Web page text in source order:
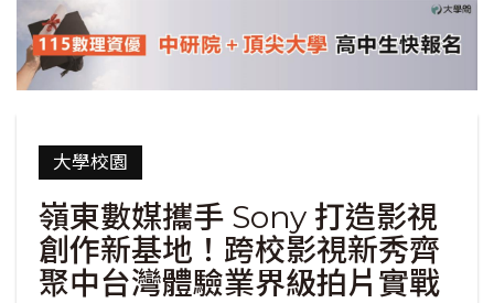
大學校園
嶺東數媒攜手 Sony 打造影視
創作新基地！跨校影視新秀齊
聚中台灣體驗業界級拍片實戰